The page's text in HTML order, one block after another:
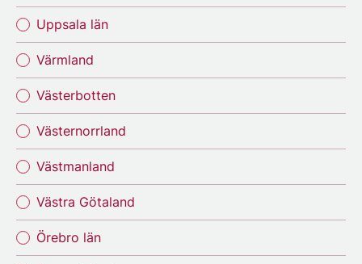
Uppsala län
Värmland
Västerbotten
Västernorrland
Västmanland
Västra Götaland
Örebro län